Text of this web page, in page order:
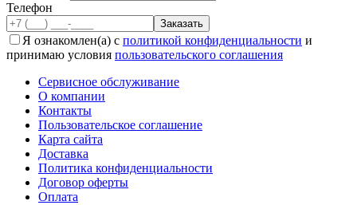
Телефон
Я ознакомлен(а) с политикой конфиденциальности и
принимаю условия пользовательского соглашения
Сервисное обслуживание
О компании
Контакты
Пользовательское соглашение
Карта сайта
Доставка
Политика конфиденциальности
Договор оферты
Оплата